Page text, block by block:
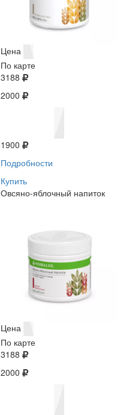
Цена
По карте
3188
2000
1900
Подробности
Купить
Овсяно-яблочный напиток
Цена
По карте
3188
2000